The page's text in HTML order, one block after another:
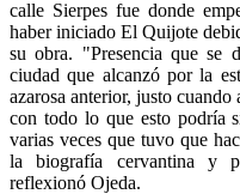
calle Sierpes fue donde
haber iniciado El Quijote
su obra. "Presencia que se
ciudad que alcanzó por la
azarosa anterior, justo
con todo lo que esto podría
varias veces que tuvo que
la biografía cervantina y
reflexionó Ojeda.